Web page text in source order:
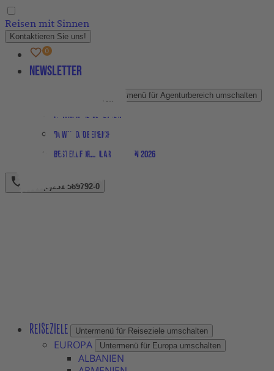
Reisen mit Sinnen
Kontaktieren Sie uns!
Newsletter
Untermenü für Agenturbereich umschalten
Downloadbereich
Bestellformular Magazin 2026
+49 (0)231 589792-0
REISEZIELE Untermenü für Reiseziele umschalten
EUROPA Untermenü für Europa umschalten
ALBANIEN